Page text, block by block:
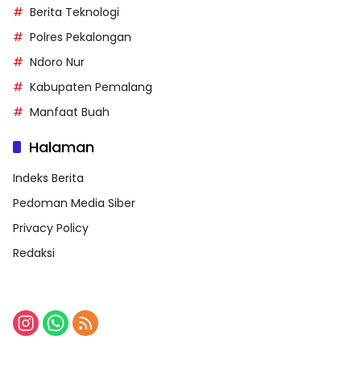
Berita Teknologi
Polres Pekalongan
Ndoro Nur
Kabupaten Pemalang
Manfaat Buah
Halaman
Indeks Berita
Pedoman Media Siber
Privacy Policy
Redaksi